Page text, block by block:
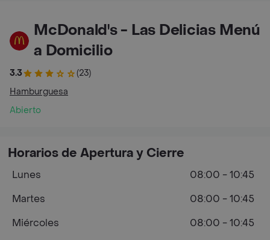
McDonald's - Las Delicias Menú
a Domicilio
3.3
(23)
Hamburguesa
Abierto
Horarios de Apertura y Cierre
Lunes
08:00 - 10:45
Martes
08:00 - 10:45
Miércoles
08:00 - 10:45